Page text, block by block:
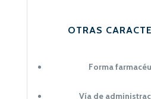
OTRAS
Forma
Vía de